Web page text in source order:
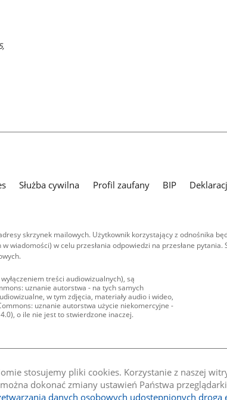
stosujemy pliki cookies. Korzystanie z naszej
dokonać zmiany ustawień Państwa
danych osobowych udostępnionych drogą
Służba cywilna Profil zaufany BIP
skrzynek mailowych. Użytkownik korzystający z odnośnika
wiadomości) w celu przesłania odpowiedzi na przesłane
treści audiowizualnych), są
uznanie autorstwa - na tych samych
w tym zdjęcia, materiały audio i wideo,
uznanie autorstwa użycie niekomercyjne -
o ile nie jest to stwierdzone inaczej.